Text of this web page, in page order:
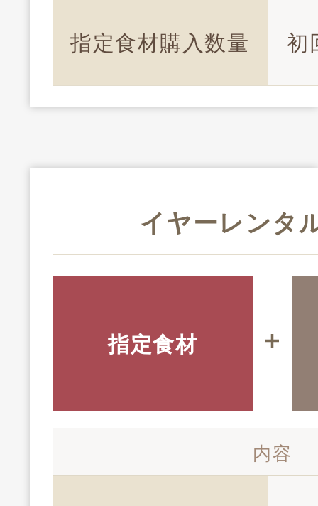
指定食材購入数量 初
イヤーレンタ
指定食材
内容